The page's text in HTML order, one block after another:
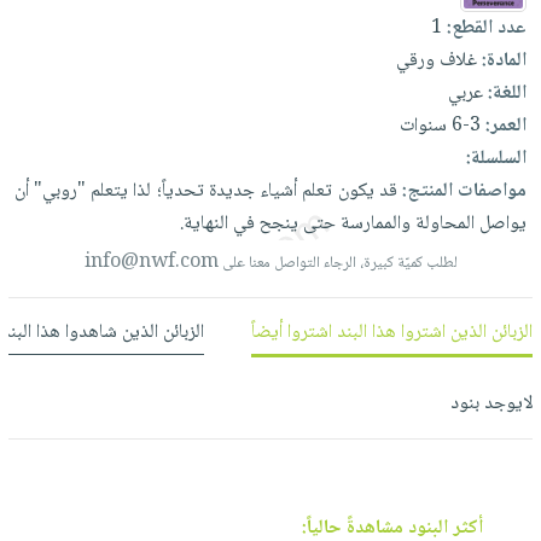
العناية
بالأسنان
الحمية
والتغذية
أدوات
المائدة
الأوعية
والتخزين
أدوات
المطبخ
الأكثر
مبيعاً
العودة
للمدارس
اكسسوارات
كتب
اكسسوارات
اكسسوارات
ملابس
حقائب
حلي
بالذات
شحن
مجاني
بنود
مختارة
اشتراكات
كل
الاشتراكات
صندوق
القراءة
iKitab
بلا
حدود
بحث
متقدم
نيل
وفرات
عن
الشركة
حسابك
عدد القطع:1
المادة:غلاف ورقي
اللغة:عربي
العمر:3-6 سنوات
السلسلة:
مواصفات المنتج:قد يكون تعلمأشياءجديدةتحدياً؛ لذا يتعلم "روبي"أن
يواصل المحاولة والممارسةحتى ينجحفي النهاية.
لطلب كميّة كبيرة، الرجاء التواصل معنا علىinfo@nwf.com
الزبائن الذين اشتروا هذا البند اشتروا أيضاً الزبائن الذين شاهدوا هذا
لايوجد بنود
أكثر البنود مشاهدةً حالياً: